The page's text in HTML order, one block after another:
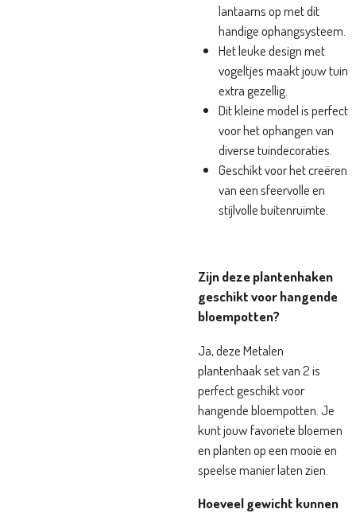
lantaarns op met dit
handige ophangsysteem.
Het leuke design met
vogeltjes maakt jouw tuin
extra gezellig.
Dit kleine model is perfect
voor het ophangen van
diverse tuindecoraties.
Geschikt voor het creëren
van een sfeervolle en
stijlvolle buitenruimte.
Zijn deze plantenhaken
geschikt voor hangende
bloempotten?
Ja, deze Metalen
plantenhaak set van 2 is
perfect geschikt voor
hangende bloempotten. Je
kunt jouw favoriete bloemen
en planten op een mooie en
speelse manier laten zien.
Hoeveel gewicht kunnen